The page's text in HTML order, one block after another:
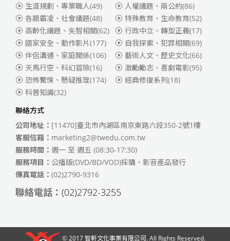
生涯規劃、專業職人(49) 人權議題、兩公約(86)
各類霸凌、社會議題(48) 特殊教育、生命教育(52)
高齡化議題、失智相關(62) 行政中立、轉型正義(17)
國家安全、動作影片(177) 自我探索、犯罪相關(69)
伴侶溝通、家庭關係(106) 藝術人文、歷史文化(66)
天馬行空、科幻冒險(16) 激勵勵志、喜劇電影(95)
恐怖驚悚、懸疑推理(174) 經典修復系列(18)
科普知識(32)
聯絡方式
公司地址： [11470]臺北市內湖區南京東路六段350-2號1樓
客服信箱： marketing2@twedu.com.tw
服務時間： 週一 至 週五 (08:30-17:30)
服務項目： 公播版(DVD/BD/VOD)採購、影音產品發行
傳真電話： (02)2790-9316
聯絡電話： (02)2792-3255
© 2017智軒文化事業有限公司. All Rights Reserved.